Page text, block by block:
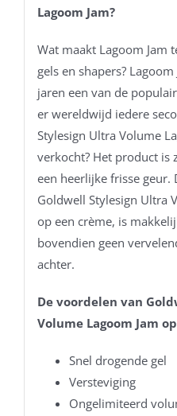
Lagoom Jam?
Wat maakt Lagoom Jam
gels en shapers?
jaren een van de
er wereldwijd iedere
Stylesign Ultra Volume
verkocht? Het product is
een heerlijke frisse geur.
Goldwell Stylesign Ultra
op een crème, is
bovendien geen
achter.
De voordelen van
Volume Lagoom Jam
Snel drogende gel
Versteviging
Ongelimiteerd